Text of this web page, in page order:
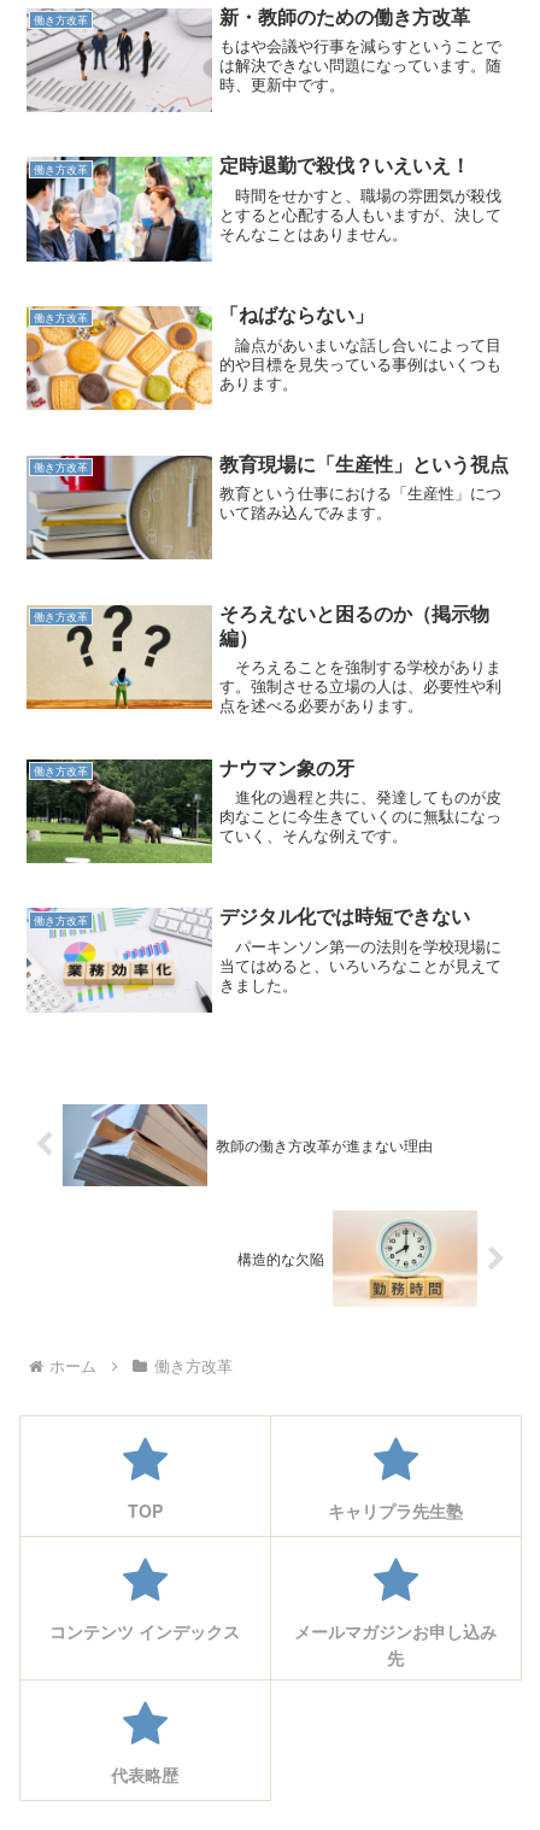
働き方改革 新・教師のための働き方改革
もはや会議や行事を減らすということで
は解決できない問題になっています。随
時、更新中です。
働き方改革 定時退勤で殺伐？いえいえ！
時間をせかすと、職場の雰囲気が殺伐
とすると心配する人もいますが、決して
そんなことはありません。
働き方改革 「ねばならない」
論点があいまいな話し合いによって目
的や目標を見失っている事例はいくつも
あります。
働き方改革 教育現場に「生産性」という視点
教育という仕事における「生産性」につ
いて踏み込んでみます。
働き方改革
そろえないと困るのか（掲示物
編）
そろえることを強制する学校がありま
す。強制させる立場の人は、必要性や利
点を述べる必要があります。
働き方改革 ナウマン象の牙
進化の過程と共に、発達してものが皮
肉なことに今生きていくのに無駄になっ
ていく、そんな例えです。
働き方改革 デジタル化では時短できない
パーキンソン第一の法則を学校現場に
当てはめると、いろいろなことが見えて
きました。
教師の働き方改革が進まない理由
構造的な欠陥
ホーム 働き方改革
TOP キャリプラ先生塾
コンテンツ インデックス
メールマガジンお申し込み
先
代表略歴